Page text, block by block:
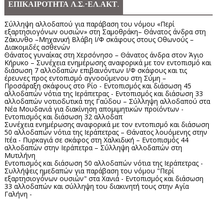
ΕΠΙΚΑΙΡΟΤΗΤΑ Λ.Σ.-ΕΛ.ΑΚΤ.
Σύλληψη αλλοδαπού για παράβαση του νόμου «Περί
εξαρτησιογόνων ουσιών» στη Σαμοθράκη– Θάνατος άνδρα στη
Ζάκυνθο –Μηχανική Βλάβη Ι/Φ σκάφους στους Οθωνούς –
Διακομιδές ασθενών
Θάνατος γυναίκας στη Χερσόνησο – Θάνατος άνδρα στον Άγιο
Κήρυκο – Συνέχεια ενημέρωσης αναφορικά με τον εντοπισμό και
διάσωση 7 αλλοδαπών επιβαινόντων Ι/Φ σκάφους και τις
έρευνες προς εντοπισμό αγνοούμενου στη Σύμη –
Προσάραξη σκάφους στο Ρίο - Εντοπισμός και διάσωση 45
αλλοδαπών νότια της Ιεράπετρας - Εντοπισμός και διάσωση 33
αλλοδαπών νοτιοδυτικά της Γαύδου – Σύλληψη αλλοδαπού στα
Νέα Μουδανιά για διακίνηση απομιμητικών προϊόντων -
Εντοπισμός και διάσωση 32 αλλοδαπ
Συνέχεια ενημέρωσης αναφορικά με τον εντοπισμό και διάσωση
50 αλλοδαπών νότια της Ιεράπετρας – Θάνατος λουόμενης στην
Ιτέα - Πυρκαγιά σε σκάφος στη Χαλκιδική – Εντοπισμός 44
αλλοδαπών στην Ιεράπετρα – Σύλληψη αλλοδαπών στη
Μυτιλήνη
Εντοπισμός και διάσωση 50 αλλοδαπών νότια της Ιεράπετρας -
Συλλήψεις ημεδαπών για παράβαση του νόμου "Περί
εξαρτησιογόνων ουσιών" στα Χανιά - Εντοπισμός και διάσωση
33 αλλοδαπών και σύλληψη του διακινητή τους στην Αγία
Γαλήνη -